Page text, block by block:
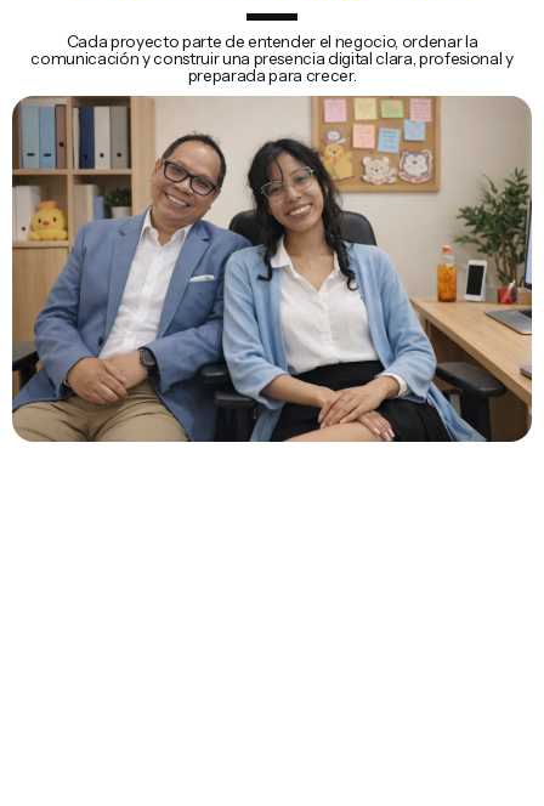
Cada proyecto parte de entender el negocio, ordenar la
comunicación y construir una presencia digital clara, profesional y
preparada para crecer.